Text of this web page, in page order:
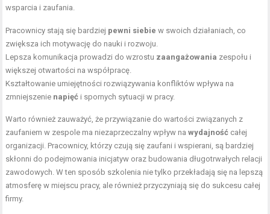
wsparcia i zaufania.
Pracownicy stają się bardziej pewni siebie w swoich działaniach, co
zwiększa ich motywację do nauki i rozwoju.
Lepsza komunikacja prowadzi do wzrostu zaangażowania zespołu i
większej otwartości na współpracę.
Kształtowanie umiejętności rozwiązywania konfliktów wpływa na
zmniejszenie napięć i spornych sytuacji w pracy.
Warto również zauważyć, że przywiązanie do wartości związanych z
zaufaniem w zespole ma niezaprzeczalny wpływ nawydajność całej
organizacji. Pracownicy, którzy czują się zaufani i wspierani, są bardziej
skłonni do podejmowania inicjatyw oraz budowania długotrwałych relacji
zawodowych. W ten sposób szkolenia nie tylko przekładają się na lepszą
atmosferę w miejscu pracy, ale również przyczyniają się do sukcesu całej
firmy.